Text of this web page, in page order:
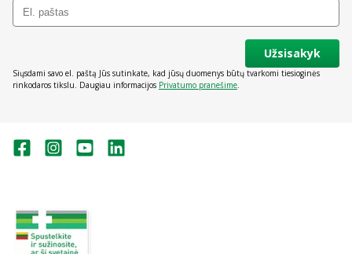
Užsisakyk
Siųsdami savo el. paštą Jūs sutinkate, kad jūsų duomenys būtų tvarkomi tiesioginės
rinkodaros tikslu. Daugiau informacijos Privatumo pranešime.